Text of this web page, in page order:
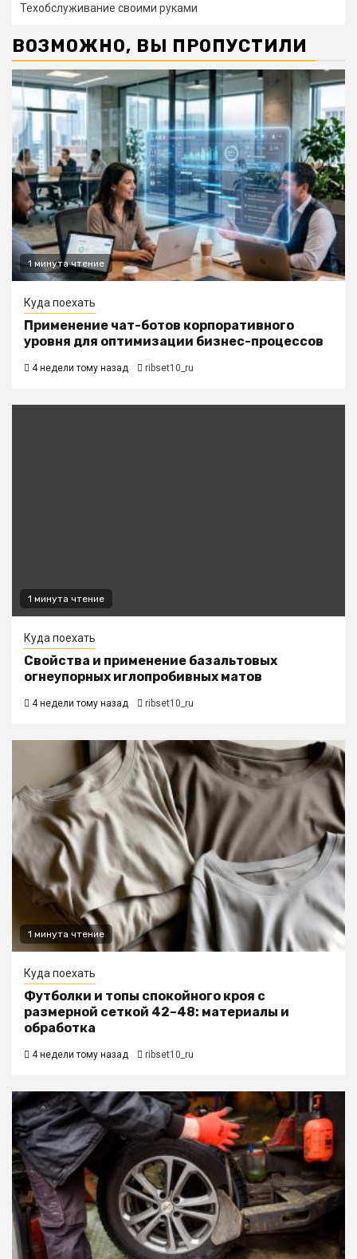
Техобслуживание своими руками
ВОЗМОЖНО, ВЫ ПРОПУСТИЛИ
1 минута чтение
Куда поехать
Применение чат-ботов корпоративного
уровня для оптимизации бизнес-процессов
4 недели тому назад ribset10_ru
1 минута чтение
Куда поехать
Свойства и применение базальтовых
огнеупорных иглопробивных матов
4 недели тому назад ribset10_ru
1 минута чтение
Куда поехать
Футболки и топы спокойного кроя с
размерной сеткой 42–48: материалы и
обработка
4 недели тому назад ribset10_ru